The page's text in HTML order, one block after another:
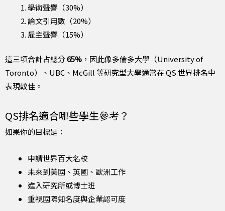
學術聲譽（30%）
論文引用數（20%）
雇主聲譽（15%）
這三項合計占總分65% ，因此像多倫多大學（University of
Toronto）、UBC、McGill 等研究型大學通常在 QS 世界排名中
表現較佳。
QS排名適合哪些學生參考？
如果你的目標是：
申請世界百大名校
未來到美國、英國、歐洲工作
進入研究所或博士班
重視國際知名度與企業認可度